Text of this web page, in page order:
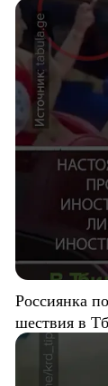
Россиянка
шествия в